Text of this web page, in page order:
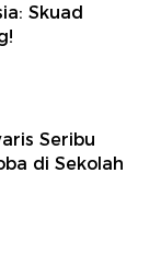
Skuad
Seribu
di Sekolah